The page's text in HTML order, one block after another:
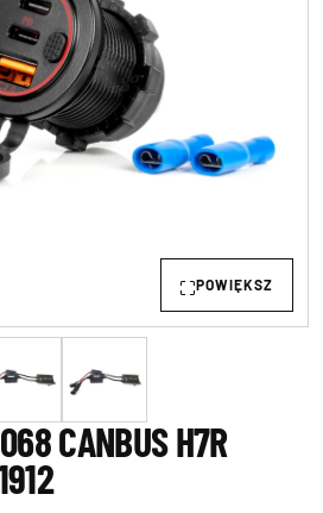
POWIĘKSZ
CANBUS H7R